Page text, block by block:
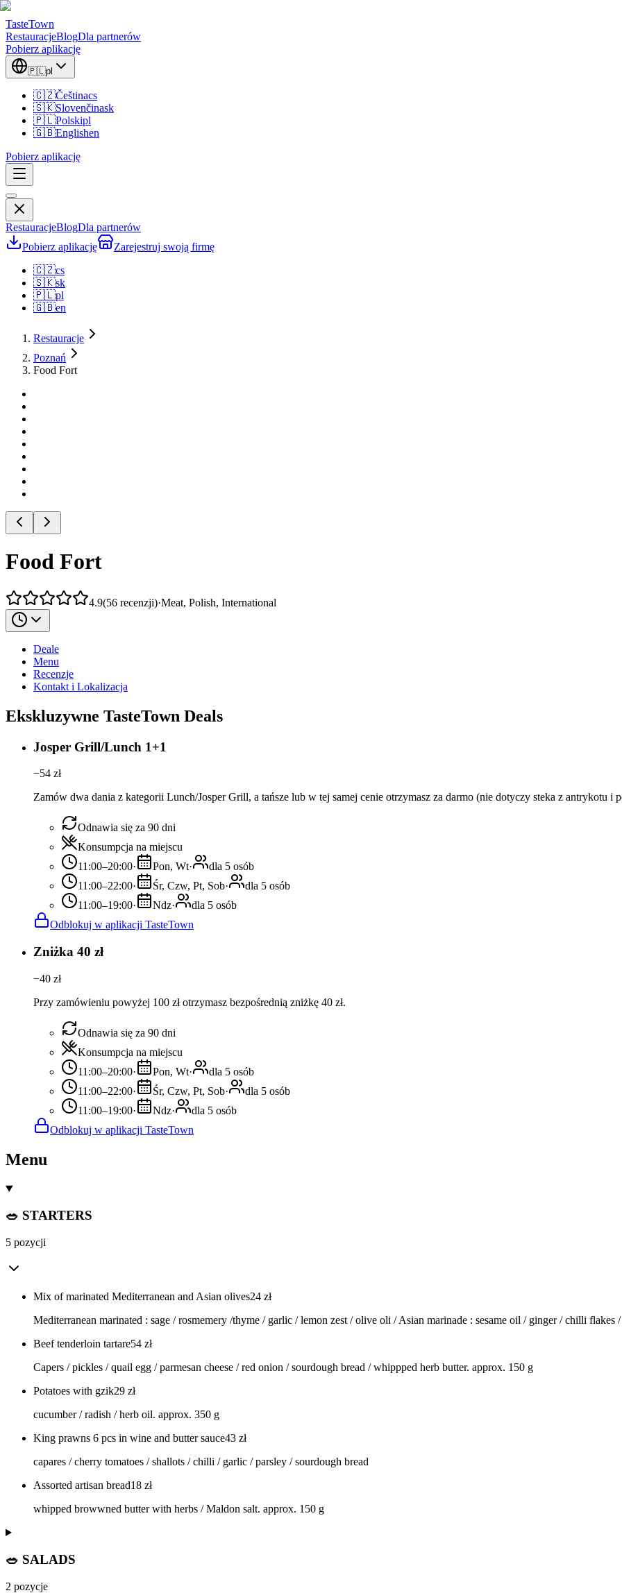
TasteTown
RestauracjeBlogDla partnerów
Pobierz aplikację
🇵🇱pl
🇨🇿Češtinacs
🇸🇰Slovenčinask
🇵🇱Polskipl
🇬🇧Englishen
Pobierz aplikację
RestauracjeBlogDla partnerów
Pobierz aplikację
Zarejestruj swoją firmę
🇨🇿cs
🇸🇰sk
🇵🇱pl
🇬🇧en
Restauracje
Poznań
Food Fort
Food Fort
4.9(56 recenzji)·Meat, Polish, International
Deale
Menu
Recenzje
Kontakt i Lokalizacja
Ekskluzywne TasteTown Deals
Josper Grill/Lunch 1+1
−54 zł
Zamów dwa dania z kategorii Lunch/Josper Grill, a tańsze lub w tej samej cenie otrzymasz za darmo (nie dotyczy steka z antrykotu i
Odnawia się za 90 dni
Konsumpcja na miejscu
11:00–20:00· Pon, Wt·
dla 5 osób
11:00–22:00· Śr, Czw, Pt, Sob·
dla 5 osób
11:00–19:00· Ndz·
dla 5 osób
Odblokuj w aplikacji TasteTown
Zniżka 40 zł
−40 zł
Przy zamówieniu powyżej 100 zł otrzymasz bezpośrednią zniżkę 40 zł.
Odnawia się za 90 dni
Konsumpcja na miejscu
11:00–20:00· Pon, Wt·
dla 5 osób
11:00–22:00· Śr, Czw, Pt, Sob·
dla 5 osób
11:00–19:00· Ndz·
dla 5 osób
Odblokuj w aplikacji TasteTown
Menu
🥗 STARTERS
5 pozycji
Mix of marinated Mediterranean and Asian olives24 zł
Mediterranean marinated : sage / rosmemery /thyme / garlic / lemon zest / olive oli / Asian marinade : sesame oil / ginger / chilli flakes
Beef tenderloin tartare54 zł
Capers / pickles / quail egg / parmesan cheese / red onion / sourdough bread / whippped herb butter. approx. 150 g
Potatoes with gzik29 zł
cucumber / radish / herb oil. approx. 350 g
King prawns 6 pcs in wine and butter sauce43 zł
capares / cherry tomatoes / shallots / chilli / garlic / parsley / sourdough bread
Assorted artisan bread18 zł
whipped browwned butter with herbs / Maldon salt. approx. 150 g
🥗 SALADS
2 pozycje